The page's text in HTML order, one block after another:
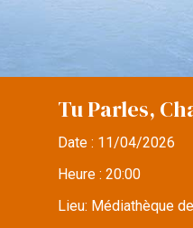
Tu Parles,
Date : 11/04/2026
Heure :20:00
Lieu: Médiathèque